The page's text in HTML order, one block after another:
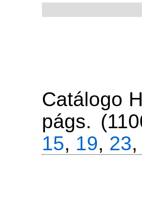
Catálogo
págs.
15, 19, 23